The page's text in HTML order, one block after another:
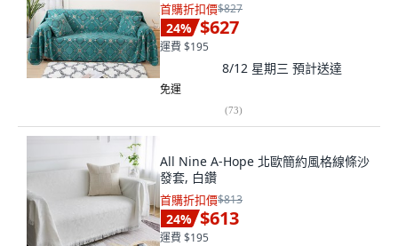
首購折扣價$827
24% $627
運費 $195
8/12 星期三 預計送達
免運
(73)
All Nine A-Hope 北歐簡約風格線條沙
發套, 白鑽
首購折扣價$813
24% $613
運費 $195